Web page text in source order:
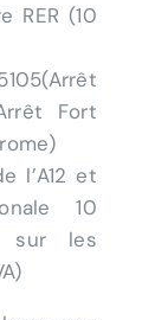
RER (10
Fort
l’A12 et
10
sur les